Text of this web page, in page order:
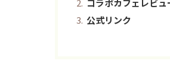
コラボカフェレビュ
公式リンク